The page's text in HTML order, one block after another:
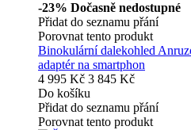
-23% Dočasně nedostupné
Přidat do seznamu přání
Porovnat tento produkt
Binokulární dalekohled
adaptér na smartphon
4 995 Kč 3 845 Kč
Do košíku
Přidat do seznamu přání
Porovnat tento produkt